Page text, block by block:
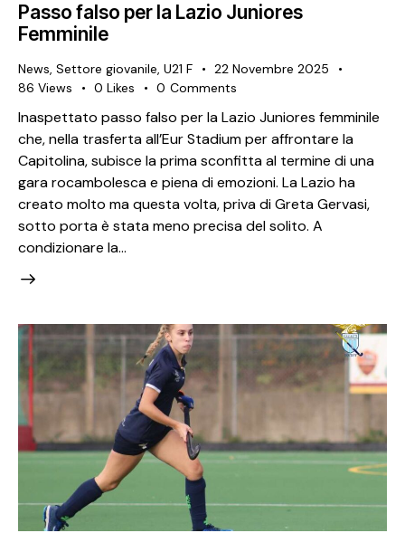
Passo falso per la Lazio Juniores
Femminile
News, Settore giovanile, U21 F
22 Novembre 2025
86 Views 0 Likes 0 Comments
Inaspettato passo falso per la Lazio Juniores femminile
che, nella trasferta all’Eur Stadium per affrontare la
Capitolina, subisce la prima sconfitta al termine di una
gara rocambolesca e piena di emozioni. La Lazio ha
creato molto ma questa volta, priva di Greta Gervasi,
sotto porta è stata meno precisa del solito. A
condizionare la…